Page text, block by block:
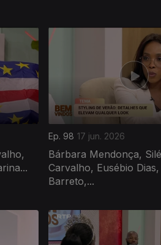
Ep. 98 17 jun. 2026
Bárbara Mendonça,
Carvalho, Eusébio
Barreto,...